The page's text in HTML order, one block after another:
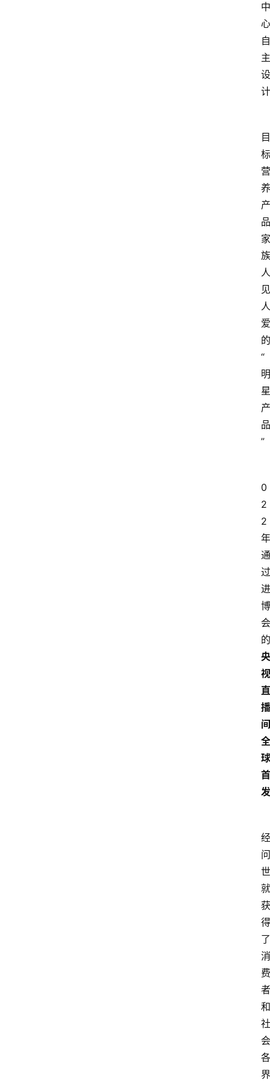
中
心
自
主
设
计
目
标
营
养
产
品
家
族
人
见
人
爱
的
“
明
星
产
品
”
0
2
2
年
通
过
进
博
会
的
央
视
直
播
间
全
球
首
发
经
问
世
就
获
得
了
消
费
者
和
社
会
各
界